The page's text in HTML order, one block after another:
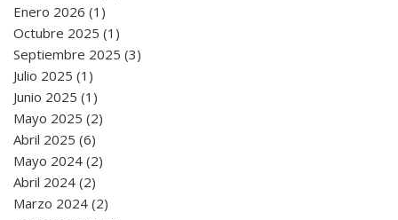
Enero 2026 (1)
Octubre 2025 (1)
Septiembre 2025 (3)
Julio 2025 (1)
Junio 2025 (1)
Mayo 2025 (2)
Abril 2025 (6)
Mayo 2024 (2)
Abril 2024 (2)
Marzo 2024 (2)